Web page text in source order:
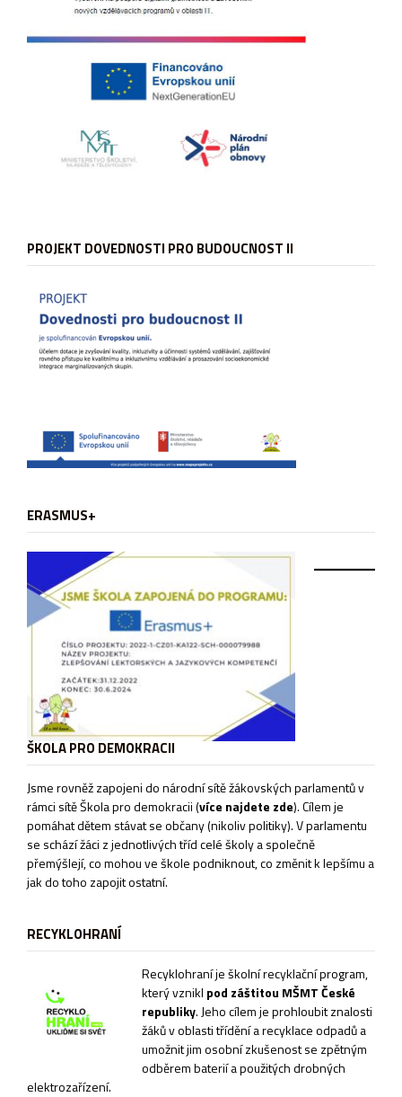
PROJEKT DOVEDNOSTI PRO BUDOUCNOST II
ERASMUS+
ŠKOLA PRO DEMOKRACII
Jsme rovněž zapojeni do národní sítě žákovských parlamentů v
rámci sítěŠkola pro demokracii(více najdete zde). Cílem je
pomáhat dětem stávat se občany (nikoliv politiky). V parlamentu
se schází žáci z jednotlivých tříd celé školy a společně
přemýšlejí, co mohou ve škole podniknout, co změnit k lepšímu a
jak do toho zapojit ostatní.
RECYKLOHRANÍ
Recyklohraní je školní recyklační program,
který vznikl pod záštitou MŠMT České
republiky. Jeho cílem je prohloubit znalosti
žáků v oblasti třídění a recyklace odpadů a
umožnit jim osobní zkušenost se zpětným
odběrem baterií a použitých drobných
elektrozařízení.